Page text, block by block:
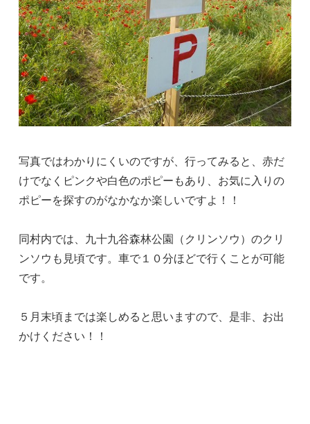
写真ではわかりにくいのですが、行ってみると、赤だ
けでなくピンクや白色のポピーもあり、お気に入りの
ポピーを探すのがなかなか楽しいですよ！！
同村内では、九十九谷森林公園（クリンソウ）のクリ
ンソウも見頃です。車で１０分ほどで行くことが可能
です。
５月末頃までは楽しめると思いますので、是非、お出
かけください！！